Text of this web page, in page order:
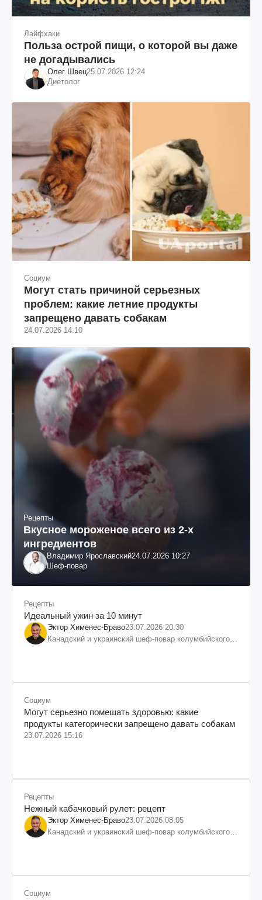
Лайфхаки
Польза острой пищи, о которой вы даже
не догадывались
Олег Швец25.07.2026 12:24
Диетолог
Социум
Могут стать причиной серьезных
проблем: какие летние продукты
запрещено давать собакам
24.07.2026 14:10
Рецепты
Вкусное мороженое всего из 2-х
ингредиентов
Владимир Ярославский24.07.2026 10:27
Шеф-повар
Рецепты
Идеальный ужин за 10 минут
Эктор Хименес-Браво23.07.2026 20:30
Канадский и украинский шеф-повар колумбийского
Социум
Могут серьезно помешать здоровью: какие
продукты категорически запрещено давать собакам
23.07.2026 15:16
Рецепты
Нежный кабачковый рулет: рецепт
Эктор Хименес-Браво23.07.2026 08:05
Канадский и украинский шеф-повар колумбийского
Социум